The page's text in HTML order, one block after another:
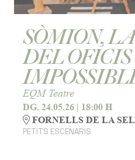
SÒMION,
DEL OFICIS
EQM Teatre
DG. 24.05.26 | 18:00 H
FORNELLS DE LA
PETITS ESCENARIS